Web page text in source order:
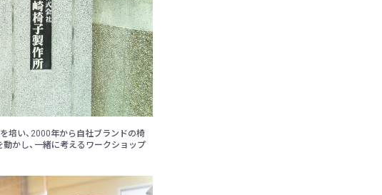
培い、2000年から自社ブランドの椅
かし、一緒に考えるワークショップ